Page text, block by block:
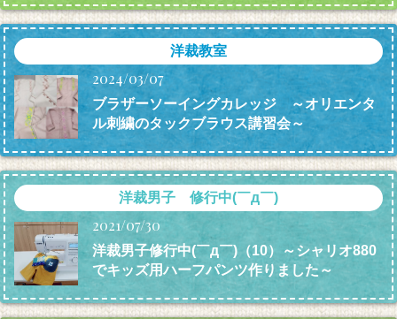
洋裁教室
2024/03/07
ブラザーソーイングカレッジ ～オリエンタ
ル刺繍のタックブラウス講習会～
洋裁男子 修行中(￣д￣)
2021/07/30
洋裁男子修行中(￣д￣)（10）～シャリオ880
でキッズ用ハーフパンツ作りました～